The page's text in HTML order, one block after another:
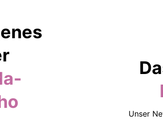
Unser